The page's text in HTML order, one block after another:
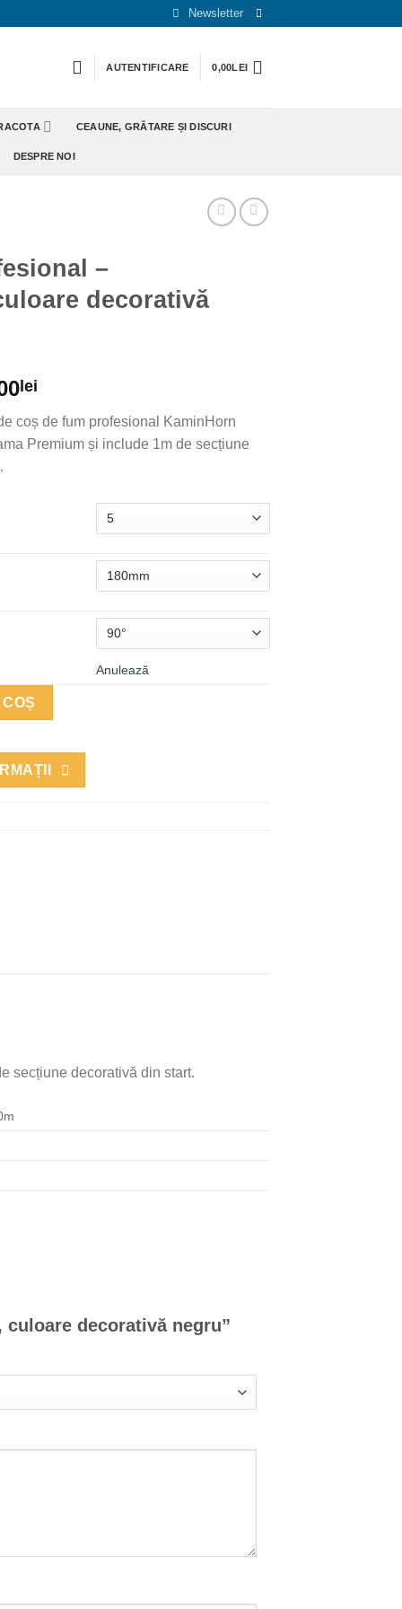
Newsletter
AUTENTIFICARE 0,00LEI
CEAUNE, GRĂTARE ȘI DISCURI
DESPRE NOI
–
decorativă
lei
coș de fum profesional KaminHorn
Premium și include 1m de secțiune
Anulează
- PremierHORN, culoare decorativă negru
secțiune decorativă din start.
decorativă negru”